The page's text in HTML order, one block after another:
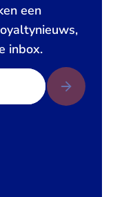
een
inbox.